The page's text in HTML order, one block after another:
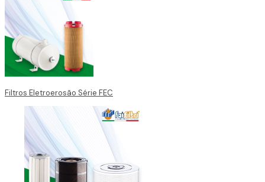
Filtros Eletroerosão Série FEC